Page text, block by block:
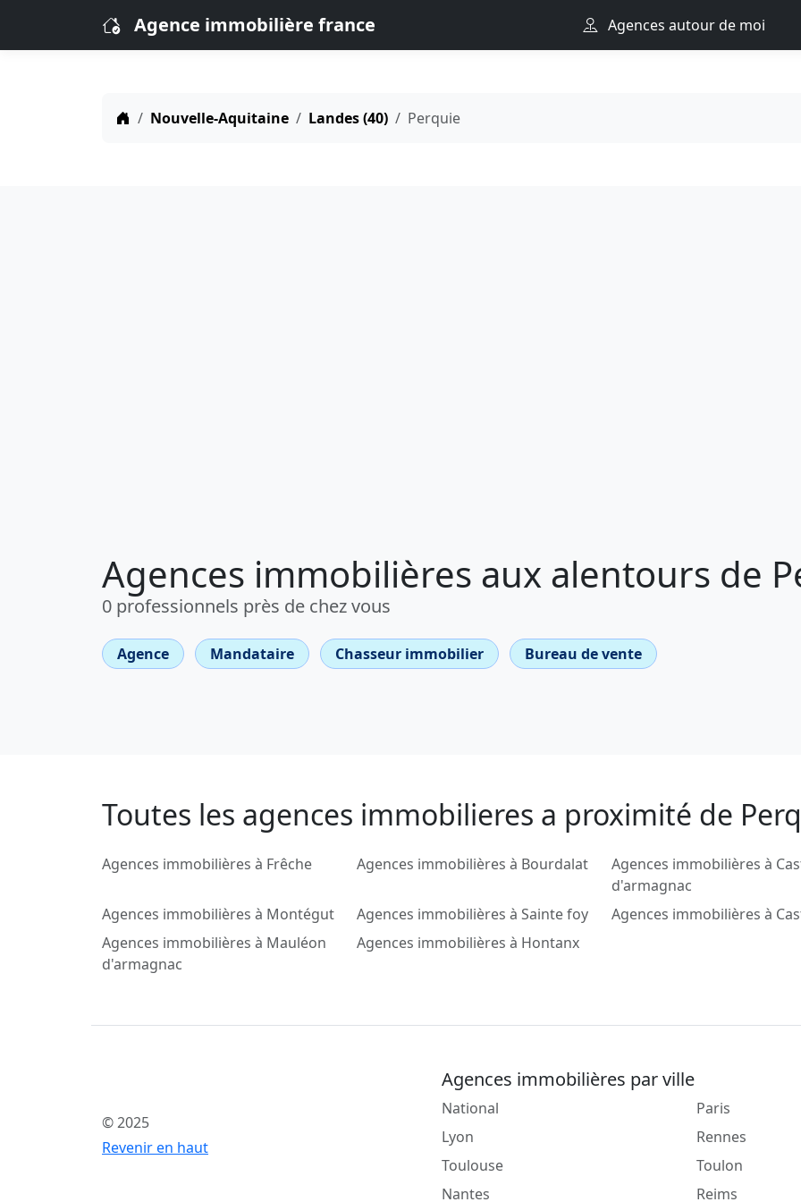
Agence immobilière france Agences autour de moi
Nouvelle-Aquitaine Landes (40) Perquie
Agences immobilières aux alentours de
0 professionnels près de chez vous
Agence Mandataire Chasseur immobilier Bureau de vente
Toutes les agences immobilieres a proximité de
Agences immobilières à Frêche Agences immobilières à Bourdalat
Agences immobilières à
d'armagnac
Agences immobilières à Montégut
Agences immobilières à Sainte foy Agences immobilières à
Agences immobilières à Mauléon
d'armagnac
Agences immobilières à Hontanx
© 2025
Revenir en haut
Agences immobilières par ville
National
Lyon
Toulouse
Nantes
Paris
Rennes
Toulon
Reims